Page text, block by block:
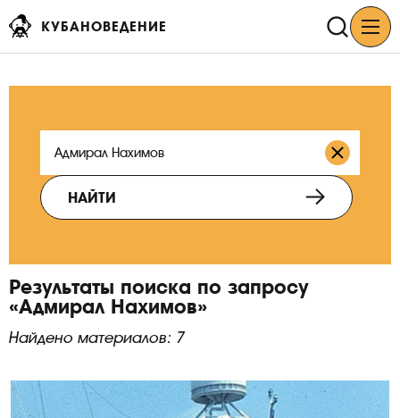
КУБАНОВЕДЕНИЕ
НАЙТИ
Результаты поиска по запросу
«Адмирал Нахимов»
Найдено материалов: 7